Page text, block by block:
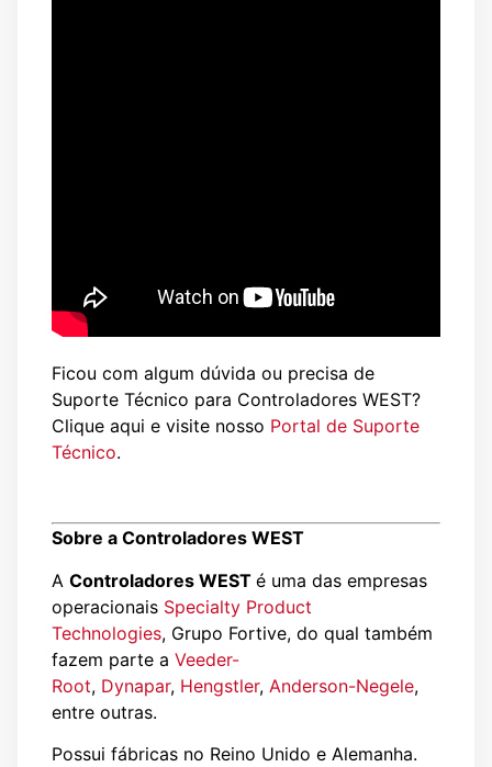
Ficou com algum dúvida ou precisa de
Suporte Técnico para Controladores WEST?
Clique aqui e visite nosso Portal de Suporte
Técnico.
Sobre a Controladores WEST
A Controladores WEST é uma das empresas
operacionais Specialty Product
Technologies, Grupo Fortive, do qual também
fazem parte a Veeder-
Root, Dynapar, Hengstler, Anderson-Negele,
entre outras.
Possui fábricas no Reino Unido e Alemanha.